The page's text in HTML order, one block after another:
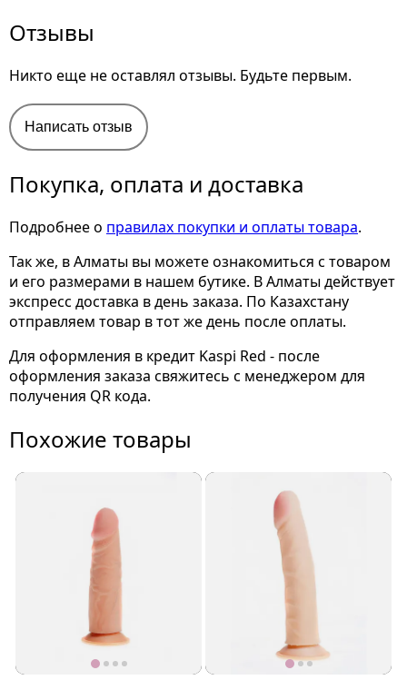
Отзывы
Никто еще не оставлял отзывы. Будьте первым.
Написать отзыв
Покупка, оплата и доставка
Подробнее о правилах покупки и оплаты товара.
Так же, в Алматы вы можете ознакомиться с товаром
и его размерами в нашем бутике. В Алматы действует
экспресс доставка в день заказа. По Казахстану
отправляем товар в тот же день после оплаты.
Для оформления в кредит Kaspi Red - после
оформления заказа свяжитесь с менеджером для
получения QR кода.
Похожие товары